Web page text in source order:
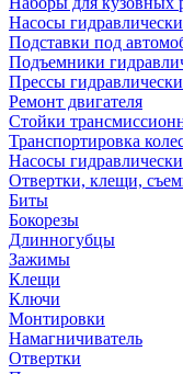
Насосы
Подставки под
Подъемники
Прессы
Ремонт двигателя
Стойки
Транспортировка
Насосы
Отвертки, клещи,
Биты
Бокорезы
Длинногубцы
Зажимы
Клещи
Ключи
Монтировки
Намагничиватель
Отвертки